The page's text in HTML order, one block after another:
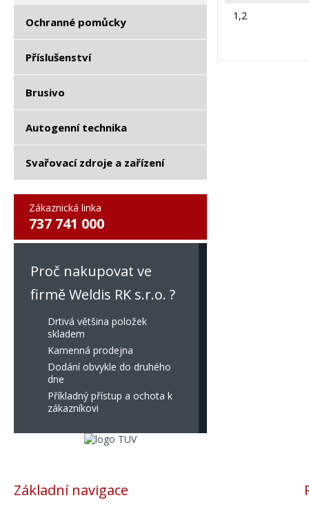
Ochranné pomůcky
Příslušenství
Brusivo
Autogenní technika
Svařovací zdroje a zařízení
Zákaznická linka
737 741 000
Proč nakupovat ve
firmě Weldis RK s.r.o. ?
Drtivá většina položek
skladem
Kamenná prodejna
Dodání obvykle do druhého
dne
Příkladný přístup a ochota k
zákazníkovi
1,2
Základní navigace